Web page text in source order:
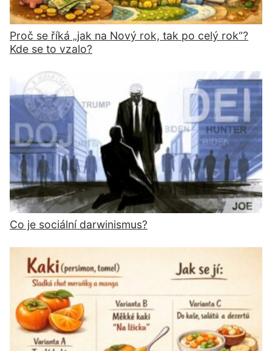
Proč se říká „jak na Nový rok, tak po celý rok“?
Kde se to vzalo?
Co je sociální darwinismus?